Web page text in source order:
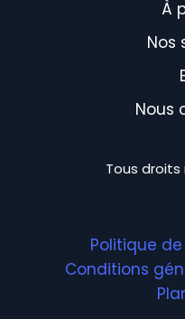
À
Nos
Nous
Tous
Politique
Conditions